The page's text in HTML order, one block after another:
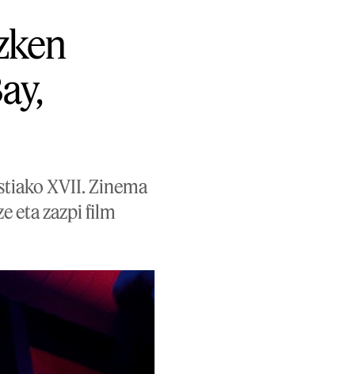
XVII. Zinema
eta zazpi film